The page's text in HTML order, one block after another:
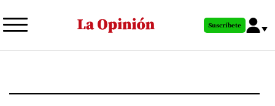
al
principal
Suscríbete